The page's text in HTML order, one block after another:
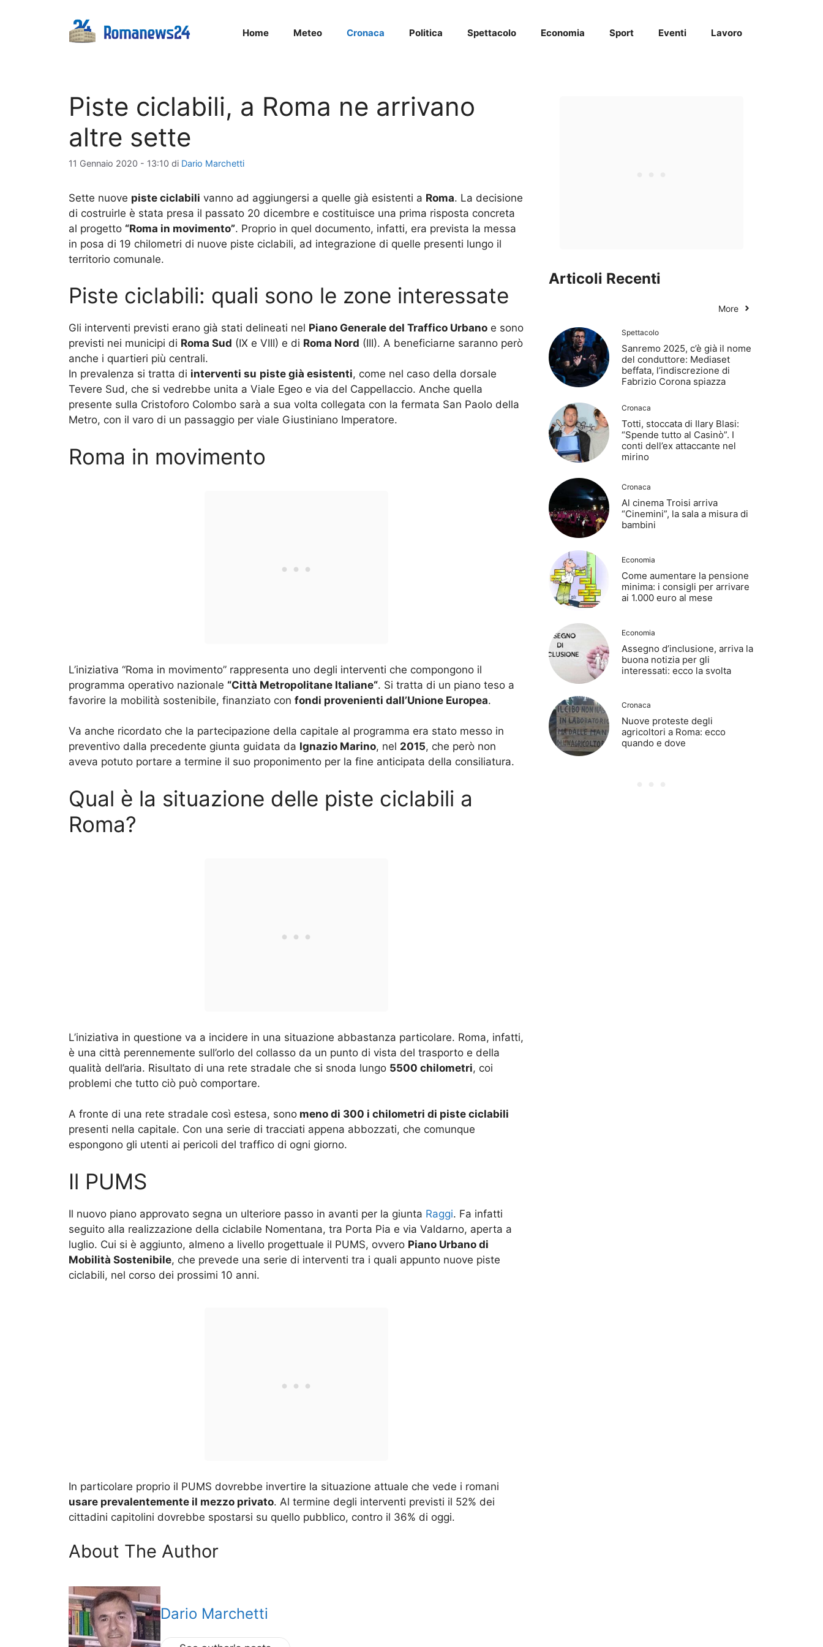
Home Meteo Cronaca Politica Spettacolo Economia Sport Eventi Lavoro
Piste ciclabili, a Roma ne arrivano
altre sette
11 Gennaio 2020 - 13:10 di Dario Marchetti
Sette nuove piste ciclabili vanno ad aggiungersi a quelle già esistenti a Roma. La decisione
di costruirle è stata presa il passato 20 dicembre e costituisce una prima risposta concreta
al progetto “Roma in movimento”. Proprio in quel documento, infatti, era prevista la messa
in posa di 19 chilometri di nuove piste ciclabili, ad integrazione di quelle presenti lungo il
territorio comunale.
Piste ciclabili: quali sono le zone interessate
Gli interventi previsti erano già stati delineati nel Piano Generale del Traffico Urbano e sono
previsti nei municipi di Roma Sud (IX e VIII) e di Roma Nord (III). A beneficiarne saranno però
anche i quartieri più centrali.
In prevalenza si tratta di interventi su piste già esistenti, come nel caso della dorsale
Tevere Sud, che si vedrebbe unita a Viale Egeo e via del Cappellaccio. Anche quella
presente sulla Cristoforo Colombo sarà a sua volta collegata con la fermata San Paolo della
Metro, con il varo di un passaggio per viale Giustiniano Imperatore.
Roma in movimento
L’iniziativa “Roma in movimento” rappresenta uno degli interventi che compongono il
programma operativo nazionale “Città Metropolitane Italiane“. Si tratta di un piano teso a
favorire la mobilità sostenibile, finanziato con fondi provenienti dall’Unione Europea.
Va anche ricordato che la partecipazione della capitale al programma era stato messo in
preventivo dalla precedente giunta guidata da Ignazio Marino, nel 2015, che però non
aveva potuto portare a termine il suo proponimento per la fine anticipata della consiliatura.
Qual è la situazione delle piste ciclabili a
Roma?
L’iniziativa in questione va a incidere in una situazione abbastanza particolare. Roma, infatti,
è una città perennemente sull’orlo del collasso da un punto di vista del trasporto e della
qualità dell’aria. Risultato di una rete stradale che si snoda lungo 5500 chilometri, coi
problemi che tutto ciò può comportare.
A fronte di una rete stradale così estesa, sono meno di 300 i chilometri di piste ciclabili
presenti nella capitale. Con una serie di tracciati appena abbozzati, che comunque
espongono gli utenti ai pericoli del traffico di ogni giorno.
Il PUMS
Il nuovo piano approvato segna un ulteriore passo in avanti per la giunta Raggi. Fa infatti
seguito alla realizzazione della ciclabile Nomentana, tra Porta Pia e via Valdarno, aperta a
luglio. Cui si è aggiunto, almeno a livello progettuale il PUMS, ovvero Piano Urbano di
Mobilità Sostenibile, che prevede una serie di interventi tra i quali appunto nuove piste
ciclabili, nel corso dei prossimi 10 anni.
In particolare proprio il PUMS dovrebbe invertire la situazione attuale che vede i romani
usare prevalentemente il mezzo privato. Al termine degli interventi previsti il 52% dei
cittadini capitolini dovrebbe spostarsi su quello pubblico, contro il 36% di oggi.
About The Author
Dario Marchetti
Articoli Recenti
More
Spettacolo
Sanremo 2025, c’è già il nome
del conduttore: Mediaset
beffata, l’indiscrezione di
Fabrizio Corona spiazza
Cronaca
Totti, stoccata di Ilary Blasi:
“Spende tutto al Casinò”. I
conti dell’ex attaccante nel
mirino
Cronaca
Al cinema Troisi arriva
“Cinemini”, la sala a misura di
bambini
Economia
Come aumentare la pensione
minima: i consigli per arrivare
ai 1.000 euro al mese
Economia
Assegno d’inclusione, arriva la
buona notizia per gli
interessati: ecco la svolta
Cronaca
Nuove proteste degli
agricoltori a Roma: ecco
quando e dove